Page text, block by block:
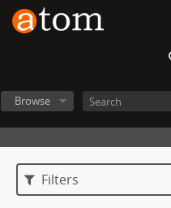
Browse
Filters